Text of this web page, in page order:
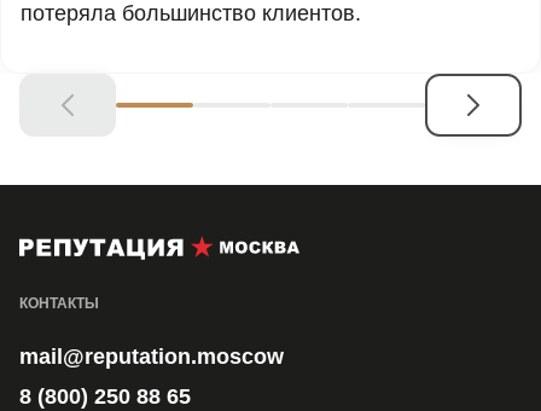
потеряла большинство клиентов.
КОНТАКТЫ
mail@reputation.moscow
8 (800) 250 88 65